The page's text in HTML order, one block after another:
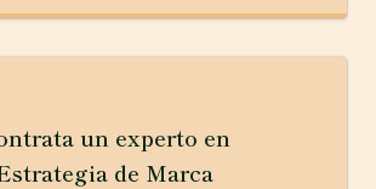
un experto en
de Marca